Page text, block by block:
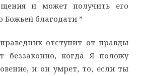
и может получить его
Божьей благодати ”
отступит от правды
беззаконно, когда Я положу
и он умрет, то, если ты